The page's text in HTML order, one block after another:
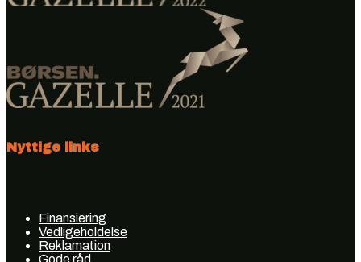
Nyttige links
Finansiering
Vedligeholdelse
Reklamation
Gode råd